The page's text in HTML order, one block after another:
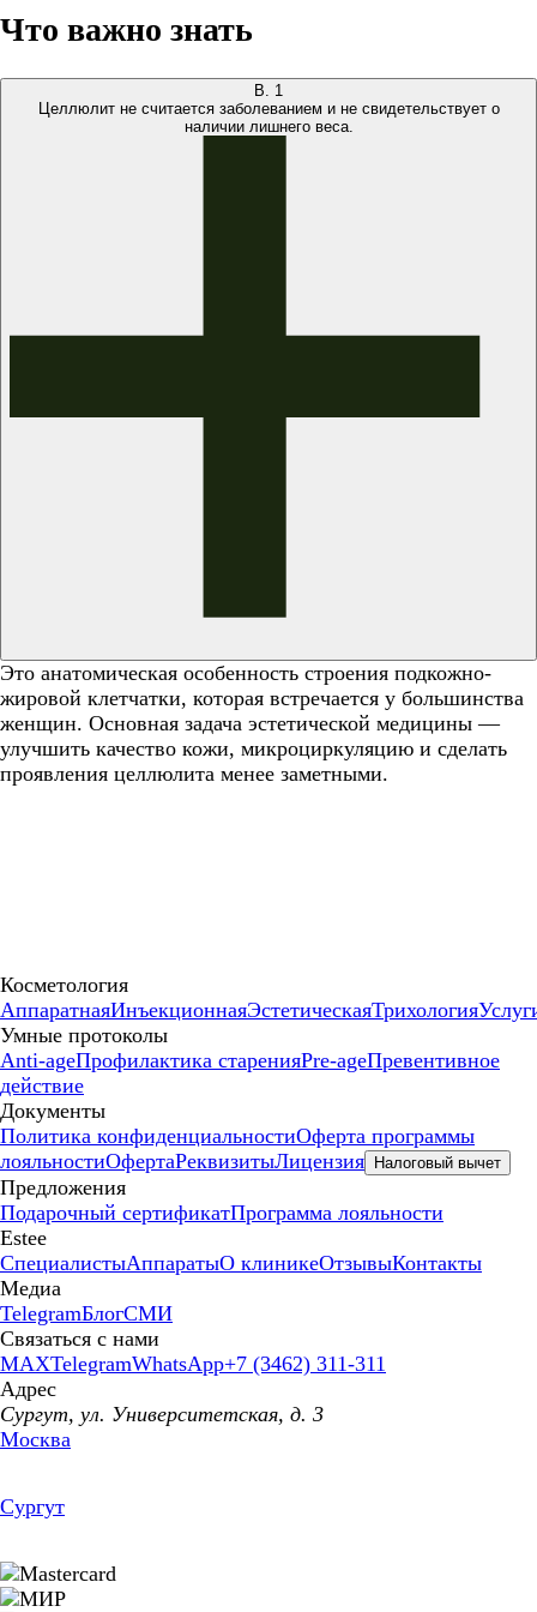
Что важно знать
В. 1
Целлюлит не считается заболеванием и не свидетельствует о
наличии лишнего веса.
Это анатомическая особенность строения подкожно-
жировой клетчатки, которая встречается у большинства
женщин. Основная задача эстетической медицины —
улучшить качество кожи, микроциркуляцию и сделать
проявления целлюлита менее заметными.
Косметология
АппаратнаяИнъекционнаяЭстетическаяТрихология
Умные протоколы
Anti-ageПрофилактика старенияPre-ageПревентивное
действие
Документы
Политика конфиденциальностиОферта программы
лояльностиОфертаРеквизитыЛицензия Налоговый вычет
Предложения
Подарочный сертификатПрограмма лояльности
Estee
СпециалистыАппаратыО клиникеОтзывыКонтакты
Медиа
TelegramБлогСМИ
Связаться с нами
MAXTelegramWhatsApp+7 (3462) 311-311
Адрес
Сургут, ул. Университетская, д. 3
Москва
Сургут